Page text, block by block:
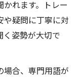
れます。トレー
や疑問に丁寧に対
く姿勢が大切で
場合、専門用語が